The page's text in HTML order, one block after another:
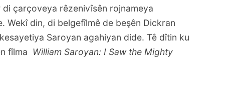
çarçoveya rêzenivîsên rojnameya
Wekî din, di belgefîlmê de beşên Dickran
Saroyan agahiyan dide. Tê dîtin ku
fîlma William Saroyan: I Saw the Mighty